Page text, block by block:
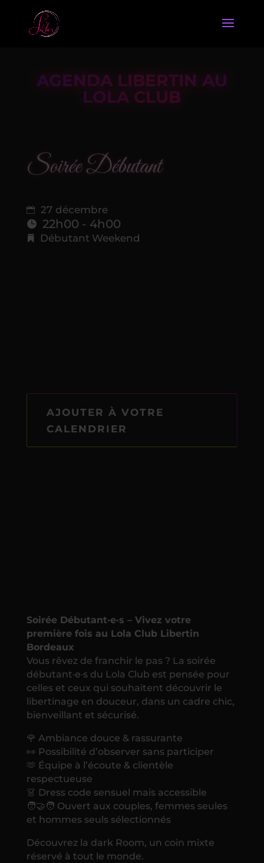
AGENDA LIBERTIN AU
LOLA CLUB
Soirée Débutant
27 décembre
22h00 - 4h00
Débutant Weekend
AJOUTER À VOTRE
CALENDRIER
Soirée Débutant·e·s – Vivez votre
première fois au Lola Club Libertin
Bordeaux
Vous rêvez de franchir le pas ? La soirée
débutant·e·s du Lola Club est pensée pour
celles et ceux qui souhaitent découvrir le
libertinage en douceur, dans un cadre chic,
bienveillant et sécurisé.
🌹 Ambiance douce & rassurante
👀 Possibilité d’observer sans participer
🫶 Équipe à l’écoute & clientèle
respectueuse
👗 Dress code sensuel mais accessible
🧑‍🤝‍🧑 Ouvert aux couples, femmes seules
et hommes seuls sélectionnés
Découvrez la dark Room, un coin mixte
réservé à tout le monde.